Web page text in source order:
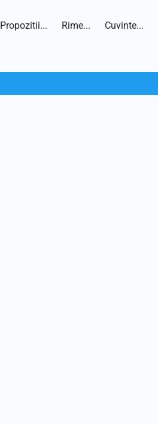
Propozitii... Rime... Cuvinte...